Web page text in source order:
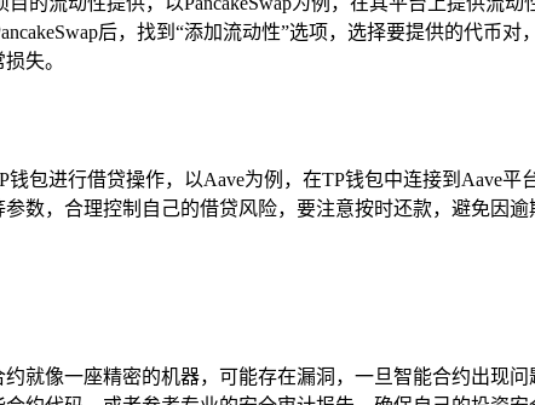
后，找到“添加流动性”选项，选择要提供的代币
失。
包进行借贷操作，以Aave为例，在TP钱包中连接到Aave
数，合理控制自己的借贷风险，要注意按时还款，避免因
就像一座精密的机器，可能存在漏洞，一旦智能合约出现